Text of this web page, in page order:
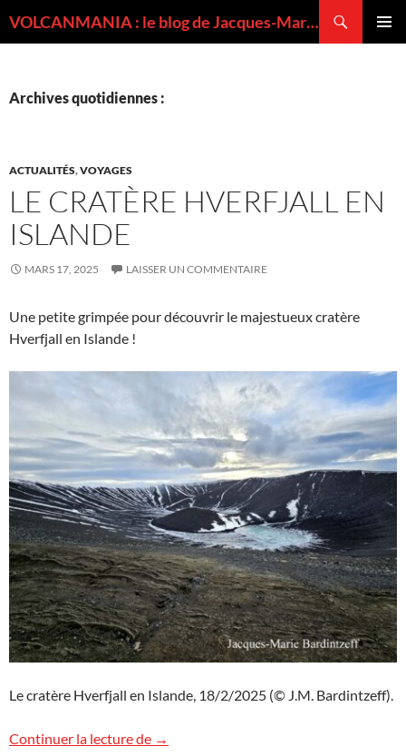
VOLCANMANIA : le blog de Jacques-Marie BARDINTZEFF, volcanologue
Archives quotidiennes :
ACTUALITÉS,VOYAGES
LE CRATÈRE HVERFJALL EN
ISLANDE
MARS 17, 2025 LAISSER UN COMMENTAIRE
Une petite grimpée pour découvrir le majestueux cratère
Hverfjall en Islande !
Le cratère Hverfjall en Islande, 18/2/2025 (© J.M. Bardintzeff).
Continuer la lecture de Le cratère Hverfjall en Islande
→